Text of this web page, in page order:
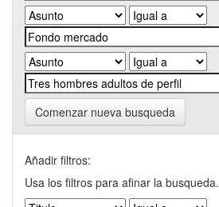
Comenzar nueva busqueda
Añadir filtros:
Usa los filtros para afinar la busqueda.